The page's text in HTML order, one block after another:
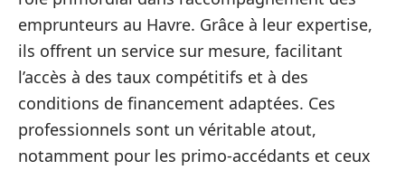
emprunteurs au Havre. Grâce à leur expertise,
ils offrent un service sur mesure, facilitant
l’accès à des taux compétitifs et à des
conditions de financement adaptées. Ces
professionnels sont un véritable atout,
notamment pour les primo-accédants et ceux